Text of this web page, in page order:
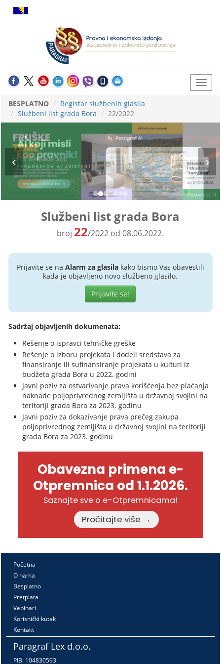
BESPLATNO
Registar službenih glasila
Službeni list grada Bora
22/2022
Službeni list grada Bora
broj 22/2022 od 08.06.2022.
Prijavite se na Alarm za glasilakako bismo Vas obavestili
kada je objavljeno novo službeno glasilo.
Prijavite se!
Sadržaj objavljenih dokumenata:
Rešenje o ispravci tehničke greške
Rešenje o izboru projekata i dodeli sredstava za
finansiranje ili sufinansiranje projekata u kulturi iz
budžeta grada Bora u 2022. godini
Javni poziv za ostvarivanje prava korišćenja bez plaćanja
naknade poljoprivrednog zemljišta u državnoj svojini na
teritoriji grada Bora za 2023. godinu
Javni poziv za dokazivanje prava prečeg zakupa
poljoprivrednog zemljišta u državnoj svojini na teritoriji
grada Bora za 2023. godinu
Obavezna primena e-
Otpremnica od 1.1.2026.
Saznajte sve o e-Otpremnicama!
Pročitajte više →
Početna
O nama
Besplatno
Pretplata
Vebinari
Korisnički kutak
Kontakt
Paragraf Lex d.o.o.
PIB: 104830593